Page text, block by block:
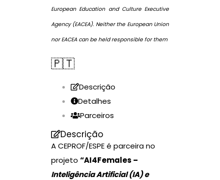
European Education and Culture Executive
Agency (EACEA). Neither the European Union
nor EACEA can be held responsible for them
🇵🇹
Descrição
Detalhes
Parceiros
Descrição
A CEPROF/ESPE é parceira no
projeto “AI4Females –
Inteligência Artificial (IA) e